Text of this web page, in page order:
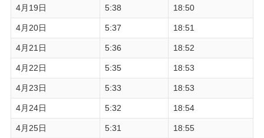
4月19日 5:38 18:50
4月20日 5:37 18:51
4月21日 5:36 18:52
4月22日 5:35 18:53
4月23日 5:33 18:53
4月24日 5:32 18:54
4月25日 5:31 18:55